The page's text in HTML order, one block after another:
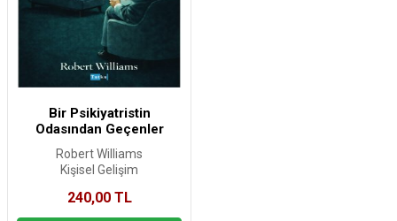
Bir Psikiyatristin
Odasından Geçenler
Robert Williams
Kişisel Gelişim
240,00 TL